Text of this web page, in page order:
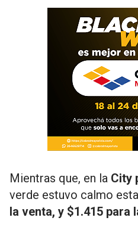
Mientras que, en la City
verde estuvo calmo
la venta, y $1.415 para